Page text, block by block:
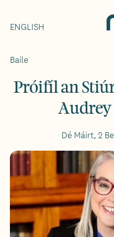
ENGLISH
Breadcrumbs
Baile
Próifíl an
Dé Máirt, 2